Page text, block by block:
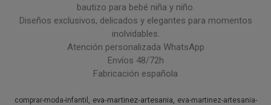
bautizo para bebé niña y niño.
Diseños exclusivos, delicados y elegantes para momentos
inolvidables.
Atención personalizada WhatsApp
Envíos 48/72h
Fabricación española
comprar-moda-infantil eva-martinez-artesania
eva-martinez-artesania-